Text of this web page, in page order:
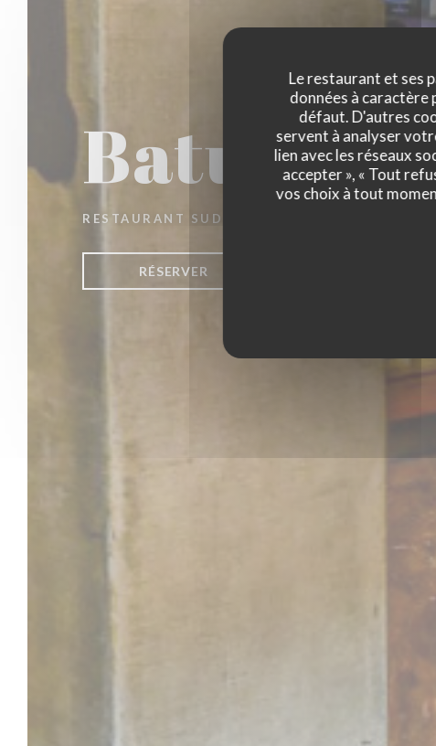
Le restaurant et ses
données à caractère
défaut. D'autres
servent à analyser
lien avec les réseaux
accepter », « Tout
vos choix à tout
Batucada
RESTAURANT SUD AMÉRICAIN
RÉSERVER